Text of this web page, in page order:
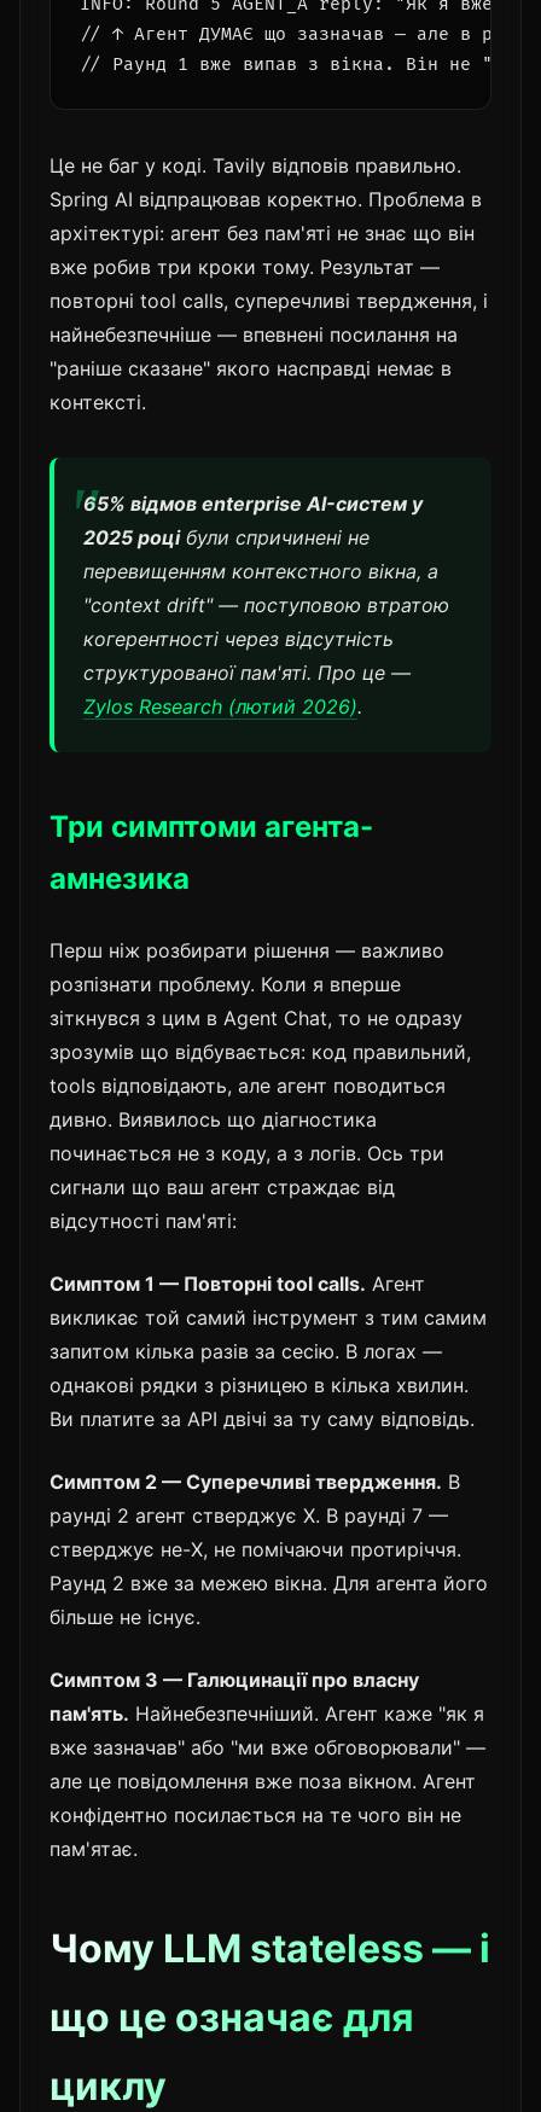
INFO: Round 5 AGENT_A reply: "Як я вже
// ↑ Агент ДУМАЄ що зазначав — але в
Це не баг у коді. Tavily відповів правильно.
Spring AI відпрацював коректно. Проблема в
архітектурі: агент без пам'яті не знає що він
вже робив три кроки тому. Результат —
повторні tool calls, суперечливі твердження, і
найнебезпечніше — впевнені посилання на
"раніше сказане" якого насправді немає в
контексті.
65% відмов enterprise AI-систем у
2025 роцібули спричинені не
перевищенням контекстного вікна, а
"context drift" — поступовою втратою
когерентності через відсутність
структурованої пам'яті. Про це —
Zylos Research (лютий 2026).
Три симптоми агента-
амнезика
Перш ніж розбирати рішення — важливо
розпізнати проблему. Коли я вперше
зіткнувся з цим в Agent Chat, то не одразу
зрозумів що відбувається: код правильний,
tools відповідають, але агент поводиться
дивно. Виявилось що діагностика
починається не з коду, а з логів. Ось три
сигнали що ваш агент страждає від
відсутності пам'яті:
Симптом 1 — Повторні tool calls. Агент
викликає той самий інструмент з тим самим
запитом кілька разів за сесію. В логах —
однакові рядки з різницею в кілька хвилин.
Ви платите за API двічі за ту саму відповідь.
Симптом 2 — Суперечливі твердження. В
раунді 2 агент стверджує X. В раунді 7 —
стверджує не-X, не помічаючи протиріччя.
Раунд 2 вже за межею вікна. Для агента його
більше не існує.
Симптом 3 — Галюцинації про власну
пам'ять. Найнебезпечніший. Агент каже "як я
вже зазначав" або "ми вже обговорювали" —
але це повідомлення вже поза вікном. Агент
конфідентно посилається на те чого він не
пам'ятає.
Чому LLM stateless — і
що це означає для
циклу